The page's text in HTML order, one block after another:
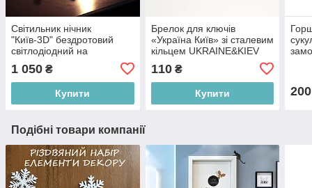
Світильник нічник
"Київ-3D" бездротовий
світлодіодний на
1 050 ₴
Купити
Брелок для ключів
«Україна Київ» зі сталевим
кільцем UKRAINE&KIEV
110₴
Купити 200
Подібні товари компанії